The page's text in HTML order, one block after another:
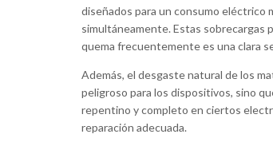
diseñados para un consumo eléctrico
simultáneamente. Estas sobrecargas
quema frecuentemente es una clara
Además, el desgaste natural de los
peligroso para los dispositivos, sino
repentino y completo en ciertos
reparación adecuada.